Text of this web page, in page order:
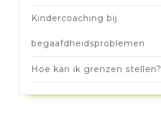
Kindercoaching bij
begaafdheidsproblemen
Hoe kan ik grenzen stellen?